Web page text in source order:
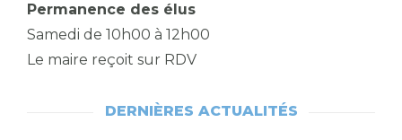
Permanence des élus
Samedi de 10h00 à 12h00
Le maire reçoit sur RDV
DERNIÈRES ACTUALITÉS